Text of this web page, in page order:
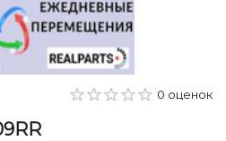
0 оценок